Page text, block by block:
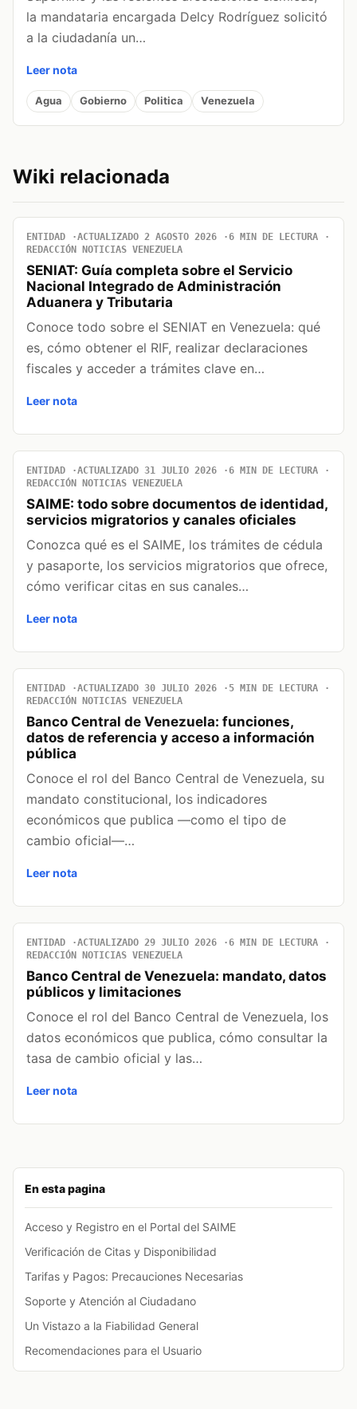
En esta pagina
Acceso y Registro en el Portal del SAIME
Verificación de Citas y Disponibilidad
Tarifas y Pagos: Precauciones Necesarias
Soporte y Atención al Ciudadano
Un Vistazo a la Fiabilidad General
Recomendaciones para el Usuario
la mandataria encargada Delcy Rodríguez solicitó
a la ciudadanía un…
Leer nota
Agua Gobierno Politica Venezuela
Wiki relacionada
ENTIDAD ACTUALIZADO 2 AGOSTO 2026
6 MIN DE LECTURA
REDACCIÓN NOTICIAS VENEZUELA
SENIAT: Guía completa sobre el Servicio
Nacional Integrado de Administración
Aduanera y Tributaria
Conoce todo sobre el SENIAT en Venezuela: qué
es, cómo obtener el RIF, realizar declaraciones
fiscales y acceder a trámites clave en…
Leer nota
ENTIDAD ACTUALIZADO 31 JULIO 2026
6 MIN DE LECTURA
REDACCIÓN NOTICIAS VENEZUELA
SAIME: todo sobre documentos de identidad,
servicios migratorios y canales oficiales
Conozca qué es el SAIME, los trámites de cédula
y pasaporte, los servicios migratorios que ofrece,
cómo verificar citas en sus canales…
Leer nota
ENTIDAD ACTUALIZADO 30 JULIO 2026
5 MIN DE LECTURA
REDACCIÓN NOTICIAS VENEZUELA
Banco Central de Venezuela: funciones,
datos de referencia y acceso a información
pública
Conoce el rol del Banco Central de Venezuela, su
mandato constitucional, los indicadores
económicos que publica —como el tipo de
cambio oficial—…
Leer nota
ENTIDAD ACTUALIZADO 29 JULIO 2026
6 MIN DE LECTURA
REDACCIÓN NOTICIAS VENEZUELA
Banco Central de Venezuela: mandato, datos
públicos y limitaciones
Conoce el rol del Banco Central de Venezuela, los
datos económicos que publica, cómo consultar la
tasa de cambio oficial y las…
Leer nota